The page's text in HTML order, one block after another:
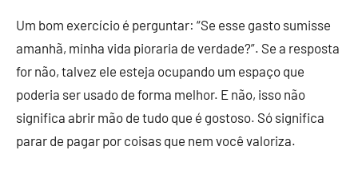
Um bom exercício é perguntar: “Se esse gasto sumisse
amanhã, minha vida pioraria de verdade?”. Se a resposta
for não, talvez ele esteja ocupando um espaço que
poderia ser usado de forma melhor. E não, isso não
significa abrir mão de tudo que é gostoso. Só significa
parar de pagar por coisas que nem você valoriza.